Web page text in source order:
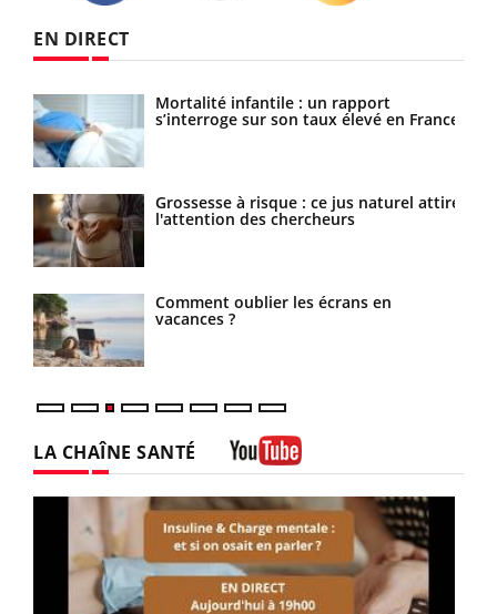
EN DIRECT
Mortalité infantile : un rapport
s’interroge sur son taux élevé en France
Grossesse à risque : ce jus naturel attire
l'attention des chercheurs
Comment oublier les écrans en
vacances ?
LA CHAÎNE SANTÉ